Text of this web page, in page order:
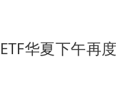
华夏下午再